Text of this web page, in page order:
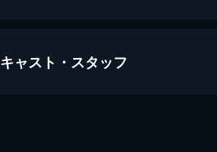
Dynamo
キャスト・スタッフ